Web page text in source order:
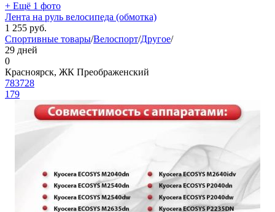
+ Ещё 1 фото
Лента на руль велосипеда (обмотка)
1 255 руб.
Спортивные товары/Велоспорт/Другое/
29 дней
0
Красноярск, ЖК Преображенский
783728
179